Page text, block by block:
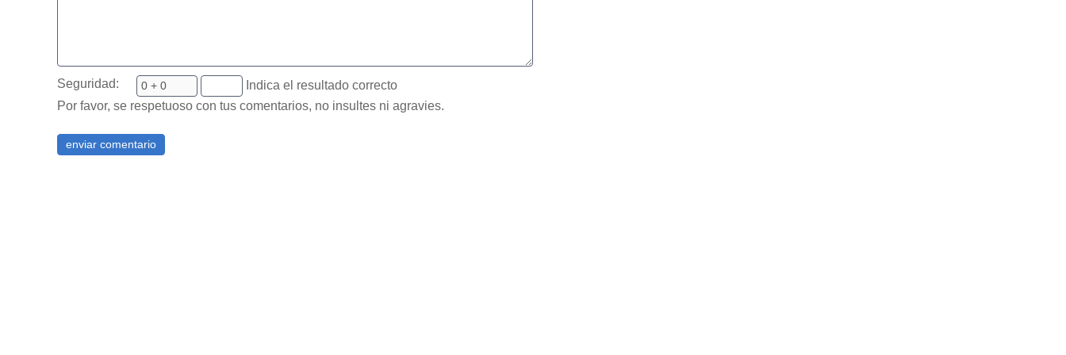
Seguridad:
Indica el resultado correcto
Por favor, se respetuoso con tus comentarios, no insultes ni agravies.